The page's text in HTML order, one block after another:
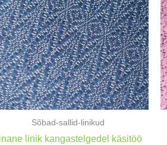
Sõbad-sallid-linikud
linik kangastelgedel käsitöö